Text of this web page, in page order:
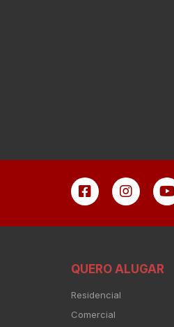
QUERO ALUGAR
Residencial
Comercial